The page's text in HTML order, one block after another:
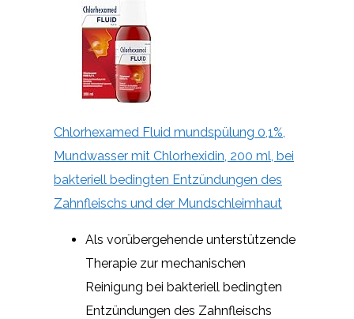
Chlorhexamed Fluid mundspülung 0,1%,
Mundwasser mit Chlorhexidin, 200 ml, bei
bakteriell bedingten Entzündungen des
Zahnfleischs und der Mundschleimhaut
Als vorübergehende unterstützende
Therapie zur mechanischen
Reinigung bei bakteriell bedingten
Entzündungen des Zahnfleischs